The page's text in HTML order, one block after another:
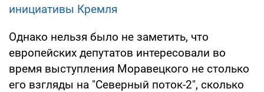
инициативы Кремля
Однако нельзя было не заметить, что
европейских депутатов интересовали во
время выступления Моравецкого не столько
его взгляды на "Северный поток-2", сколько